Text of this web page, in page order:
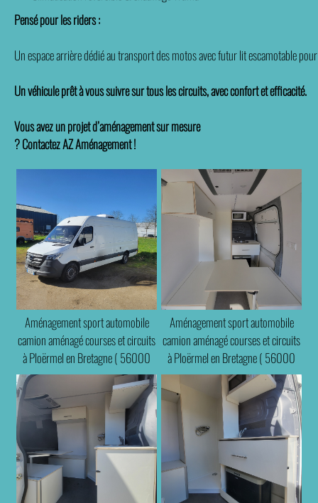
Pensé pour les riders :
Un espace arrière dédié au transport des motos avec futur lit escamotable
Un véhicule prêt à vous suivre sur tous les circuits, avec confort et efficacité.
Vous avez un projet d’aménagement sur mesure
? Contactez AZ Aménagement !
Aménagement sport automobile
camion aménagé courses et circuits
à Ploërmel en Bretagne ( 56000
35000 22000 29000 )
Aménagement sport automobile
camion aménagé courses et circuits
à Ploërmel en Bretagne ( 56000
35000 22000 29000 )